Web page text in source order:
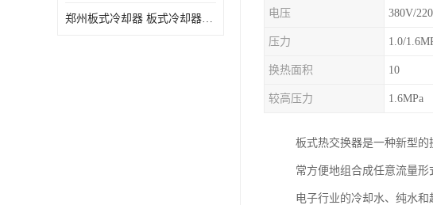
郑州板式冷却器 板式冷却器厂家 电压 380V/
压力 1.0/
换热面积 10
较高压力 1.6MPa
板式热交换器是一种新型
常方便地组合成任意流量
电子行业的冷却水、纯水和